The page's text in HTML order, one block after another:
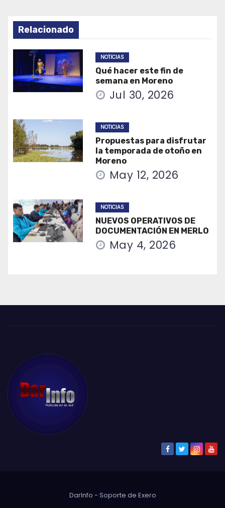
Relacionado
NOTICIAS
Qué hacer este fin de
semana en Moreno
Jul 30, 2026
NOTICIAS
Propuestas para disfrutar
la temporada de otoño en
Moreno
May 12, 2026
NOTICIAS
NUEVOS OPERATIVOS DE
DOCUMENTACIÓN EN MERLO
May 4, 2026
DarInfo - Soporte de Exero